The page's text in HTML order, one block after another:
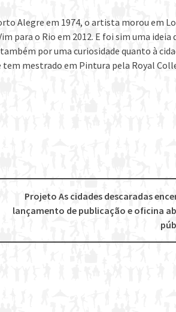
Alegre em 1974, o artista morou em
para o Rio em 2012. E foi sim uma ideia
por uma curiosidade quanto à
mestrado em Pintura pela Royal
Projeto As cidades descaradas
lançamento de publicação e oficina